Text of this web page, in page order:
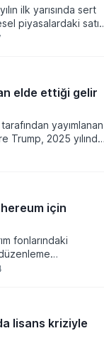
ilk yarısında sert
piyasalardaki satış
etkisiyle
elde ettiği gelir
yayımlanan
Trump, 2025 yılında
faaliyetlerinden
için
fonlarındaki
üzerine kripto
lisans kriziyle